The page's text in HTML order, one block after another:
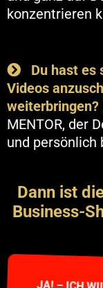
konzentrieren
Du hast es
Videos
weiterbringen?
MENTOR, der
und persönlich
Dann ist
Business-